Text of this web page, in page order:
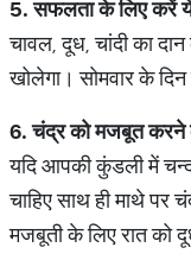
5.सफलताकेलिएकरें
चावल, दूध, चांदी का
खोलेगा। सोमवार के
6.चंद्रकोमजबूतकरने
यदि आपकी कुंडली में
चाहिए साथ ही माथे पर
मजबूती के लिए रात को